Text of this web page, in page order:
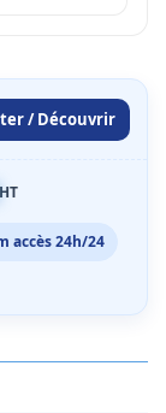
/ Découvrir
HT
accès 24h/24